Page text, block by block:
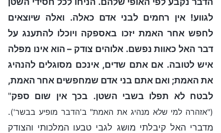
לגווע! אין רחמים לבני אדם כאלה. ואלה שיוצאים
לחפש אחר האמת יזכו באספקה ויוכלו להתענג על
דבר האל כאוות נפשם. אלוהים צודק – הוא אינו מפלה
איש לטובה. אם אתם שדים, אינכם מסוגלים להנהיג
את האמת; ואם אתם בני אדם שמחפשים אחר האמת,
לבטח לא תפלו בשבי השטן. בכך אין שום ספק"
("אזהרה למי שלא מנהיג את האמת" ב'הדבר מופיע בבשר').
מדברי האל קיבלתי מושג לגבי טבעו המלכותי והצודק